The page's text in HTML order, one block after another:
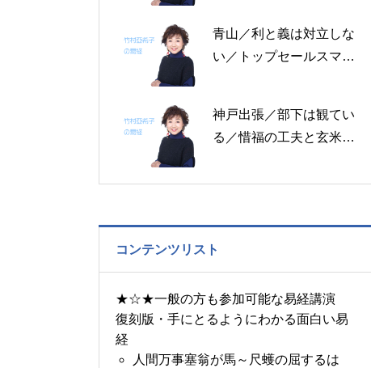
日の5日分の易経一日一
言
青山／利と義は対立しな
い／トップセールスマン
の書～1月19日～24日の
6日分の易経一日一言
神戸出張／部下は観てい
る／惜福の工夫と玄米食
の書～1月14日～18日の
コンテンツリスト
★☆★一般の方も参加可能な易経講演
復刻版・手にとるようにわかる面白い易
経
人間万事塞翁が馬～尺蠖の屈するは